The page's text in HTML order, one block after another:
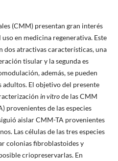
(CMM) presentan gran interés
en medicina regenerativa. Este
dos atractivas características, una
tisular y la segunda es
además, se pueden
El objetivo del presente
in vitrode las CMM
provenientes de las especies
aislar CMM-TA provenientes
Las células de las tres especies
colonias fibroblastoides y
criopreservarlas. En